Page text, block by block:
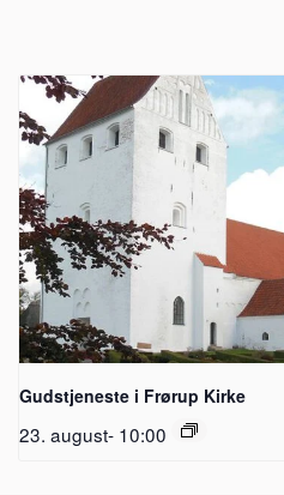
Gudstjeneste i Frørup Kirke
23. august- 10:00